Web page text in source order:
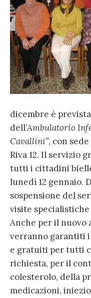
dicembre è
dell’Ambulatorio
Cavallini”, con
Riva 12. Il servizio
tutti i cittadini
lunedì 12 gennaio.
sospensione del
visite
Anche per il nuovo
verranno garantiti
e gratuiti per tutti
richiesta, per il
colesterolo, della
medicazioni,